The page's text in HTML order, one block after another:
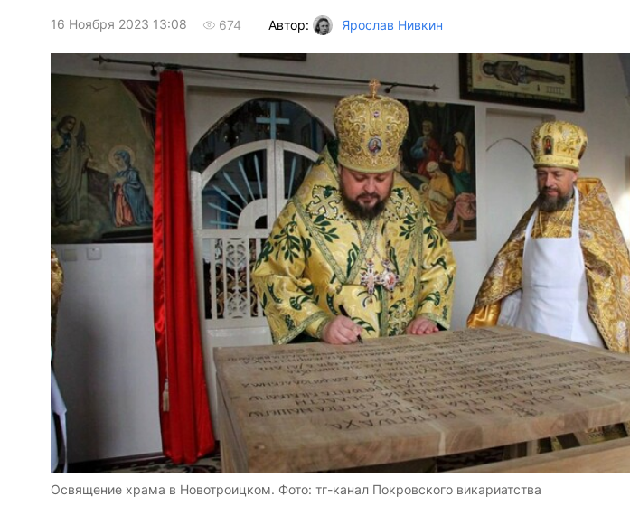
16 Ноября 2023 13:08 674 Автор: Ярослав Нивкин
Освящение храма в Новотроицком. Фото: тг-канал Покровского викариатства